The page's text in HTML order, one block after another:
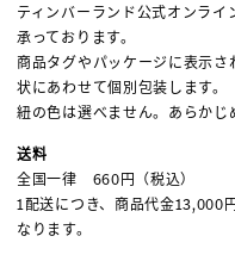
ティンバーランド公式オンラ
承っております。
商品タグやパッケージに表示
状にあわせて個別包装します。
紐の色は選べません。あらかじ
送料
全国一律 660円（税込）
1配送につき、商品代金13,000
なります。